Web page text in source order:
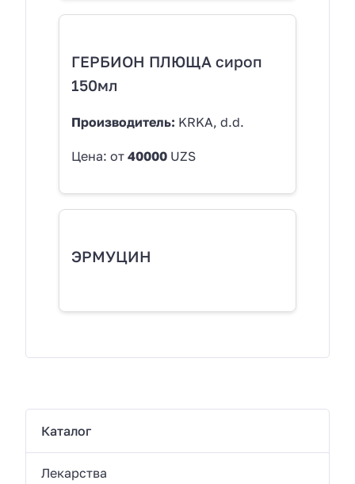
ГЕРБИОН ПЛЮЩА сироп
150мл
Производитель: KRKA, d.d.
Цена: от 40000 UZS
ЭРМУЦИН
Каталог
Лекарства